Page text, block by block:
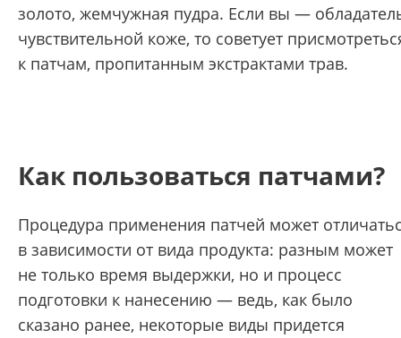
золото, жемчужная пудра. Если вы —
чувствительной коже, то советует
к патчам, пропитанным экстрактами трав.
Как пользоваться патчами?
Процедура применения патчей может
в зависимости от вида продукта: разным может
не только время выдержки, но и процесс
подготовки к нанесению — ведь, как было
сказано ранее, некоторые виды придется